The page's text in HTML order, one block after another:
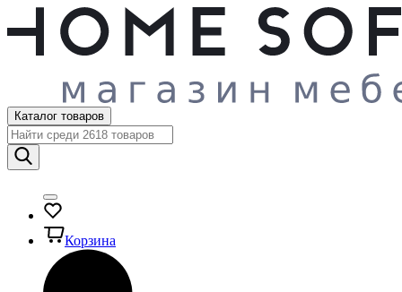
Каталог товаров
Корзина